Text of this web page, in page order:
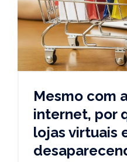
Mesmo com
internet, por
lojas virtuais